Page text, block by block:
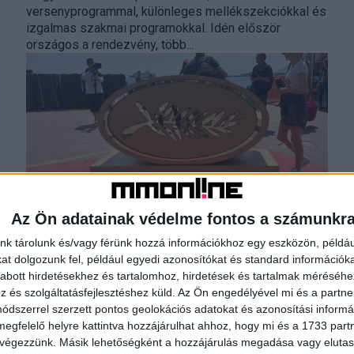
Az Ön adatainak védelme fontos a
tárolunk és/vagy férünk hozzá információkhoz egy eszközön,
dolgozunk fel, például egyedi azonosítókat és standard
hirdetésekhez és tartalomhoz, hirdetések és tartalmak
és szolgáltatásfejlesztéshez küld. Az Ön engedélyével mi és a
szerzett pontos geolokációs adatokat és azonosítási
helyre kattintva hozzájárulhat ahhoz, hogy mi és a 1733
Másik lehetőségként a hozzájárulás megadása vagy
versenyprogrammal, különleges mellékszekciókkal és
izgalmas szakmai programokkal. Idén először
országos a rendezvény, több...
Cannes-ban debütál Kevin Costner
westernfilm-sorozatának első része
Média 2024. április 9.
A májusi cannes-i filmfesztiválon tartják a Horizon: An
American saga című westernfilm-sorozat első
részének világpremierjét, amelyet Kevin Costner
rendezett, és ő játssza a főszerepet...